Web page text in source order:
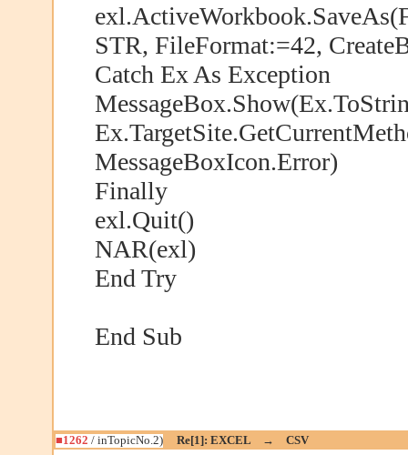
STR, FileFormat:=42,
Catch Ex As Exception
MessageBoxIcon.Error)
Finally
exl.Quit()
NAR(exl)
End Try
End Sub
■1262 / inTopicNo.2) Re[1]: EXCEL → CSV